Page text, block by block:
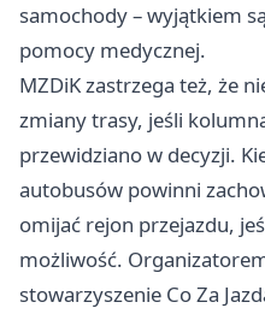
samochody – wyjątkiem
pomocy medycznej.
MZDiK zastrzega też, że
zmiany trasy, jeśli
przewidziano w decyzji.
autobusów powinni
omijać rejon przejazdu,
możliwość.
stowarzyszenie Co Za